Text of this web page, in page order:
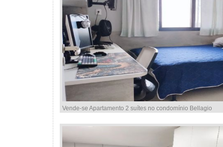
Vende-se Apartamento 2 suítes no condomínio Bellagio